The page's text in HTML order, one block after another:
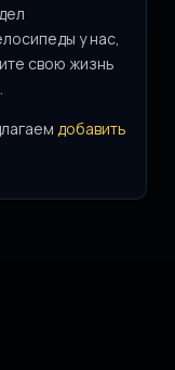
у нас,
свою жизнь
добавить